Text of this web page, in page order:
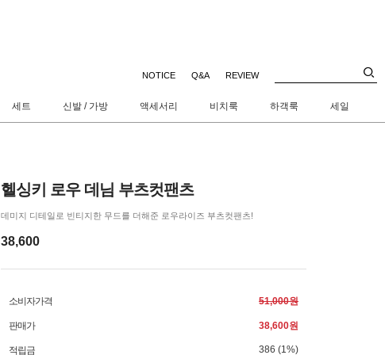
NOTICE Q&A REVIEW
세트 신발 / 가방 액세서리 비치룩 하객룩 세일
헬싱키 로우 데님 부츠컷팬츠
데미지 디테일로 빈티지한 무드를 더해준 로우라이즈 부츠컷팬츠!
38,600
소비자가격 51,000원
판매가 38,600원
적립금 386 (1%)